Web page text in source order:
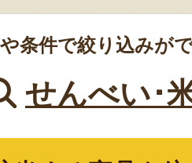
条件で絞り込みが
せんべい･